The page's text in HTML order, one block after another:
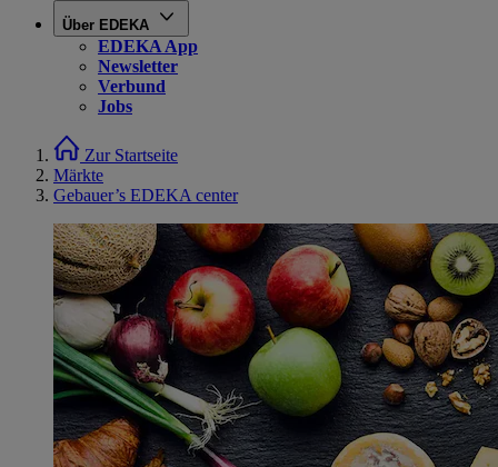
Über EDEKA
EDEKA App
Newsletter
Verbund
Jobs
Zur Startseite
Märkte
Gebauer’s EDEKA center